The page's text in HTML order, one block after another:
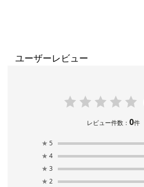
ユーザーレビュー
レビュー件数：0件
★ 5
★ 4
★ 3
★ 2